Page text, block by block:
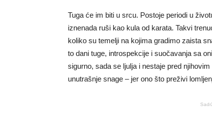
Tuga će im biti u srcu. Postoje periodi u
iznenada ruši kao kula od karata. Takvi
koliko su temelji na kojima gradimo zaista
to dani tuge, introspekcije i suočavanja sa
sigurno, sada se ljulja i nestaje pred
unutrašnje snage – jer ono što preživi